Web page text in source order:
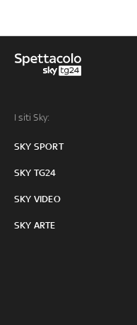
I siti Sky:
SKY SPORT
SKY TG24
SKY VIDEO
SKY ARTE